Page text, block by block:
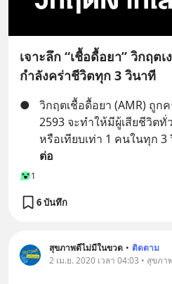
เจาะลึก “เชื้อดื้อยา” วิกฤต
กำลังคร่าชีวิตทุก 3 วินาที
●
วิกฤตเชื้อดื้อยา (AMR) ถู
2593 จะทำให้มีผู้เสียชีวิต
หรือเทียบเท่า 1 คนในทุก 3
ต่อ
1
6 บันทึก
สุขภาพดีไม่มีในขวด • ติดตาม
2 เม.ย. 2020 เวลา 04:03 • สุขภาพ